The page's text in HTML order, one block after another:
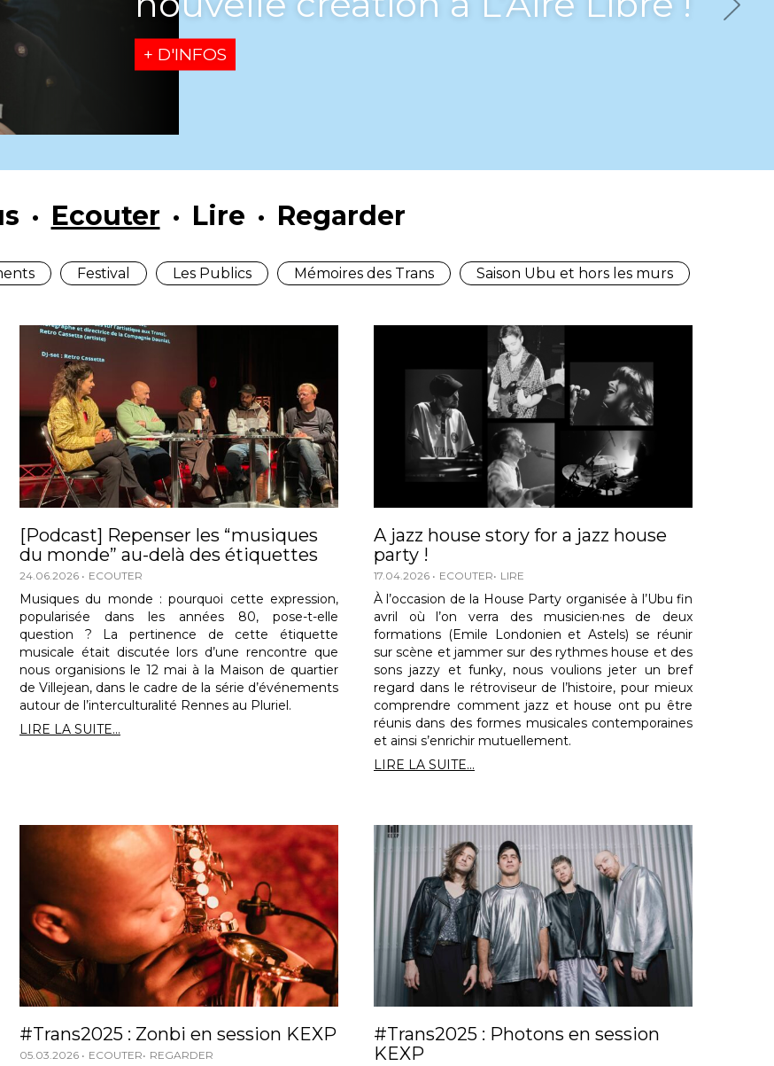
+ D'INFOS
Next
Ecouter Lire Regarder
Festival Les Publics Mémoires des Trans Saison Ubu et hors les murs
[Podcast] Repenser les “musiques
du monde” au-delà des étiquettes
24.06.2026 ECOUTER
Musiques du monde : pourquoi cette expression,
popularisée dans les années 80, pose-t-elle
question ? La pertinence de cette étiquette
musicale était discutée lors d’une rencontre que
nous organisions le 12 mai à la Maison de quartier
de Villejean, dans le cadre de la série d’événements
autour de l’interculturalité Rennes au Pluriel.
LIRE LA SUITE...
A jazz house story for a jazz house
party !
17.04.2026 ECOUTER LIRE
À l’occasion de la House Party organisée à l’Ubu fin
avril où l’on verra des musicien·nes de deux
formations (Emile Londonien et Astels) se réunir
sur scène et jammer sur des rythmes house et des
sons jazzy et funky, nous voulions jeter un bref
regard dans le rétroviseur de l’histoire, pour mieux
comprendre comment jazz et house ont pu être
réunis dans des formes musicales contemporaines
et ainsi s’enrichir mutuellement.
LIRE LA SUITE...
#Trans2025 : Zonbi en session KEXP
05.03.2026 ECOUTER REGARDER
#Trans2025 : Photons en session
KEXP